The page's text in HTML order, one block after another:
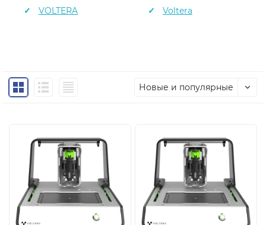
VOLTERA Voltera
Новые и популярные